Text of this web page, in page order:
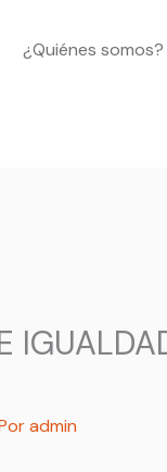
¿Quiénes somos?
admin